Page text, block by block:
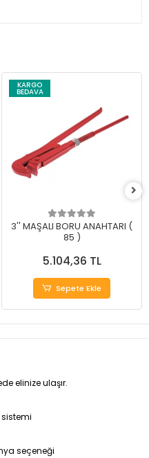
KARGO
BEDAVA
3'' MAŞALI BORU ANAHTARI (
85 )
5.104,36 TL
Sepete Ekle
elinize ulaşır.
seçeneği